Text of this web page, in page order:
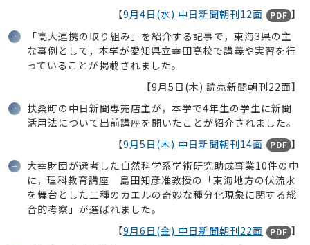
【9月4日(水) 中日新聞朝刊12面 PDF 】
「高大連携の取り組み」を紹介する記事で，東海3県の主
な事例として，本学が愛知県立幸田高校で講義や実習を行
っていることが掲載されました。
【9月5日(木) 読売新聞朝刊22面】
扶桑町の中日新聞専売店主が，本学で4年生の学生に新聞
活用法について出前講座を開いたことが紹介されました。
【9月5日(木) 中日新聞朝刊14面 PDF 】
大幸財団が選考した自然科学系学術研究助成事業10件の中
に，理科教育講座 島田知彦准教授の「東海地方の伏流水
を舞台とした二種のカエルの奇妙な種分化現象に関する総
合的考察」が選ばれました。
【9月6日(金) 中日新聞朝刊22面 PDF 】